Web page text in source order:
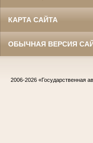
КАРТА САЙТА
ОБЫЧНАЯ ВЕРСИЯ
2006-2026 «Государственная